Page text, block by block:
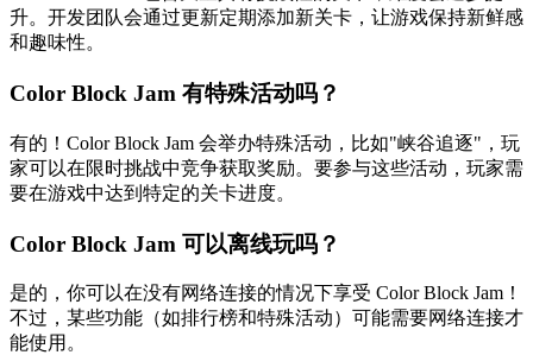
升。开发团队会通过更新定期添加新关卡，让游戏保持新鲜感
和趣味性。
Color Block Jam 有特殊活动吗？
有的！Color Block Jam 会举办特殊活动，比如"峡谷追逐"，玩
家可以在限时挑战中竞争获取奖励。要参与这些活动，玩家需
要在游戏中达到特定的关卡进度。
Color Block Jam 可以离线玩吗？
是的，你可以在没有网络连接的情况下享受 Color Block Jam！
不过，某些功能（如排行榜和特殊活动）可能需要网络连接才
能使用。